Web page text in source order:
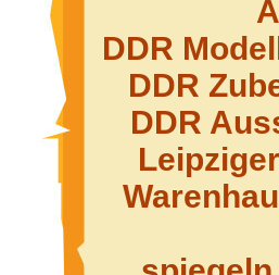
DDR
DDR
DDR